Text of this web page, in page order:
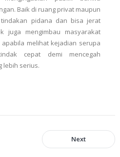
Baik di ruang privat maupun
pidana dan bisa jerat
juga mengimbau masyarakat
melihat kejadian serupa
cepat demi mencegah
lebih serius.
Next